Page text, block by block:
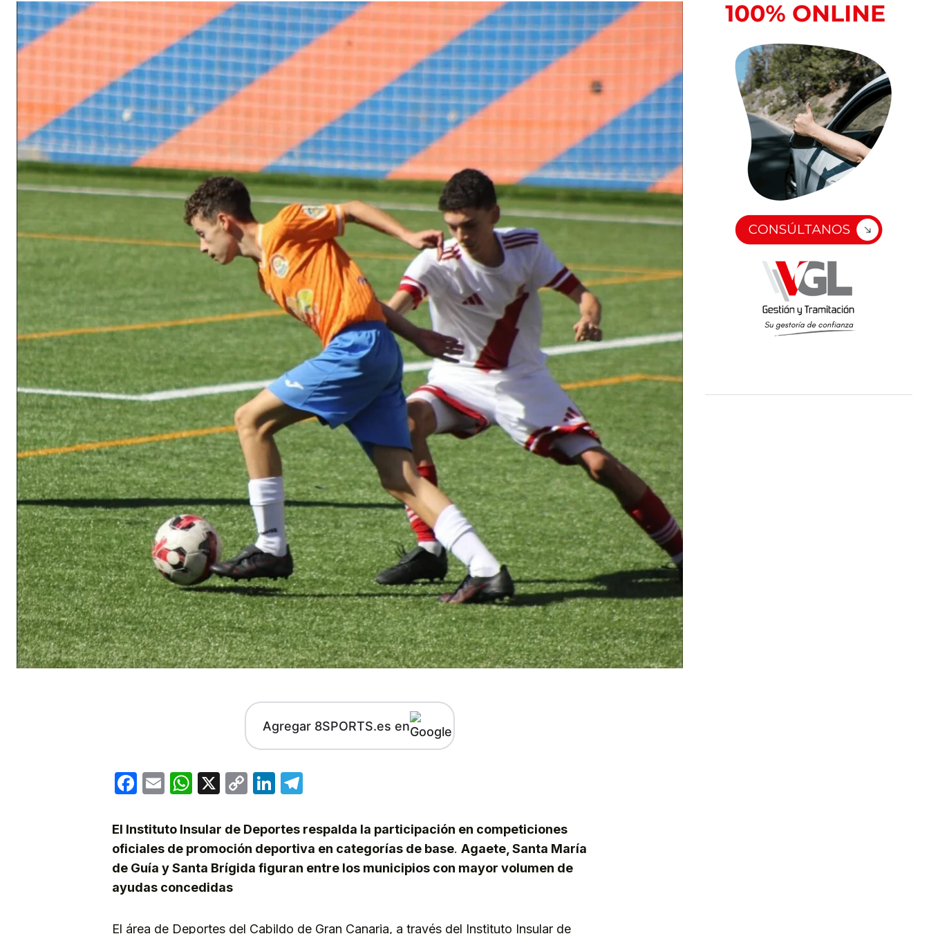
Agregar 8SPORTS.es en
Facebook
EmailWhatsApp
X
CopyLinkedIn
El Instituto Insular de Deportes respalda la participación en competiciones
oficiales de promoción deportiva en categorías de base. Agaete, Santa María
de Guía y Santa Brígida figuran entre los municipios con mayor volumen de
ayudas concedidas
El área de Deportes del Cabildo de Gran Canaria, a través del Instituto Insular de